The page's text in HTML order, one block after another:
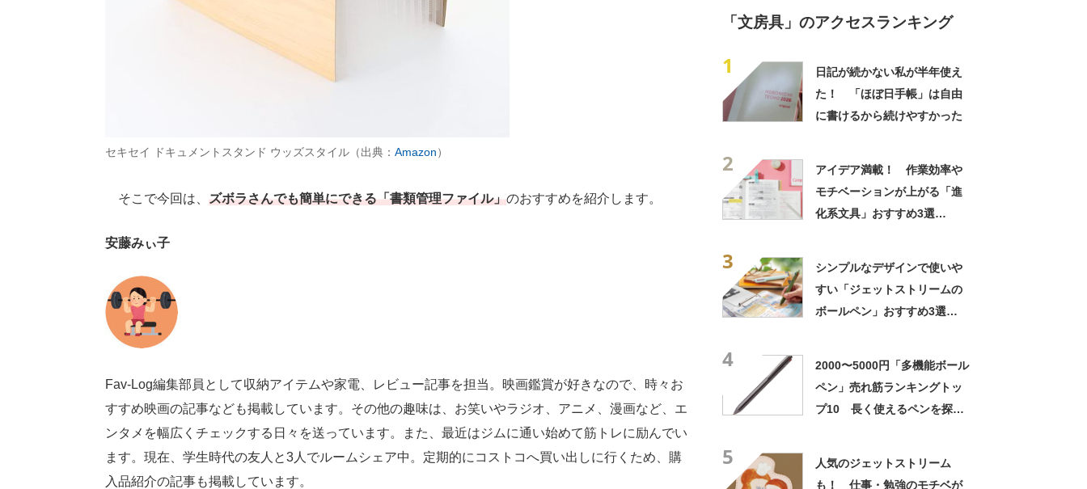
セキセイ ドキュメントスタンド ウッズスタイル（出典： Amazon）
そこで今回は、 ズボラさんでも簡単にできる「書類管理ファイル」のおすすめを紹介します。
安藤みぃ子
Fav-Log編集部員として収納アイテムや家電、レビュー記事を担当。映画鑑賞が好きなので、時々お
すすめ映画の記事なども掲載しています。その他の趣味は、お笑いやラジオ、アニメ、漫画など、エ
ンタメを幅広くチェックする日々を送っています。また、最近はジムに通い始めて筋トレに励んでい
ます。現在、学生時代の友人と3人でルームシェア中。定期的にコストコへ買い出しに行くため、購
入品紹介の記事も掲載しています。
「文房具」のアクセスランキング
1
日記が続かない私が半年使え
た！ 「ほぼ日手帳」は自由
に書けるから続けやすかった
2
アイデア満載！ 作業効率や
モチベーションが上がる「進
化系文具」おすすめ3選
3
シンプルなデザインで使いや
すい「ジェットストリームの
ボールペン」おすすめ3選
4
2000〜5000円「多機能ボール
ペン」売れ筋ランキングトッ
プ10 長く使えるペンを探し
5
人気のジェットストリーム
も！ 仕事・勉強のモチベが